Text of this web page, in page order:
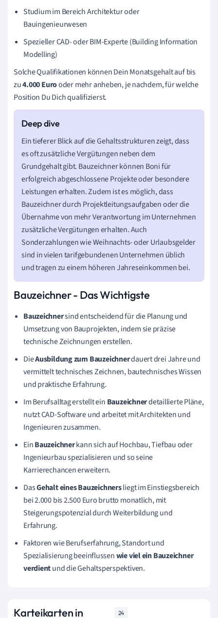
Studium im Bereich Architektur oder
Bauingenieurwesen
Spezieller CAD- oder BIM-Experte (Building Information
Modelling)
Solche Qualifikationen können Dein Monatsgehalt auf bis
zu4.000 Eurooder mehr anheben, je nachdem, für welche
Position Du Dich qualifizierst.
Ein tieferer Blick auf die Gehaltsstrukturen zeigt, dass
es oft zusätzliche Vergütungen neben dem
Grundgehalt gibt. Bauzeichner können Boni für
erfolgreich abgeschlossene Projekte oder besondere
Leistungen erhalten. Zudem ist es möglich, dass
Bauzeichner durch Projektleitungsaufgaben oder die
Übernahme von mehr Verantwortung im Unternehmen
zusätzliche Vergütungen erhalten. Auch
Sonderzahlungen wie Weihnachts- oder Urlaubsgelder
sind in vielen tarifgebundenen Unternehmen üblich
und tragen zu einem höheren Jahreseinkommen bei.
Bauzeichner - Das Wichtigste
Bauzeichnersind entscheidend für die Planung und
Umsetzung von Bauprojekten, indem sie präzise
technische Zeichnungen erstellen.
DieAusbildung zum Bauzeichnerdauert drei Jahre und
vermittelt technisches Zeichnen, bautechnisches Wissen
und praktische Erfahrung.
Im Berufsalltag erstellt ein Bauzeichnerdetaillierte Pläne,
nutzt CAD-Software und arbeitet mit Architekten und
Ingenieuren zusammen.
EinBauzeichnerkann sich auf Hochbau, Tiefbau oder
Ingenieurbau spezialisieren und so seine
Karrierechancen erweitern.
DasGehalt eines Bauzeichnersliegt im Einstiegsbereich
bei 2.000 bis 2.500 Euro brutto monatlich, mit
Steigerungspotenzial durch Weiterbildung und
Erfahrung.
Faktoren wie Berufserfahrung, Standort und
Spezialisierung beeinflussenwie viel ein Bauzeichner
verdientund die Gehaltsperspektiven.
Karteikarten in 24